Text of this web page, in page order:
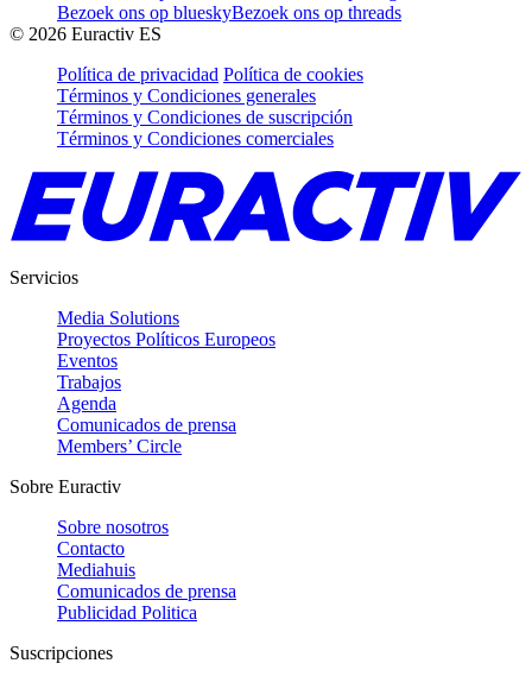
Bezoek ons op blueskyBezoek ons op threads
© 2026 Euractiv ES
Política de privacidad Política de cookies
Términos y Condiciones generales
Términos y Condiciones de suscripción
Términos y Condiciones comerciales
Servicios
Media Solutions
Proyectos Políticos Europeos
Eventos
Trabajos
Agenda
Comunicados de prensa
Members’ Circle
Sobre Euractiv
Sobre nosotros
Contacto
Mediahuis
Comunicados de prensa
Publicidad Politica
Suscripciones